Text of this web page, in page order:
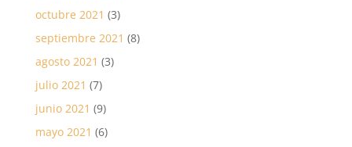
octubre 2021 (3)
septiembre 2021 (8)
agosto 2021 (3)
julio 2021 (7)
junio 2021 (9)
mayo 2021 (6)